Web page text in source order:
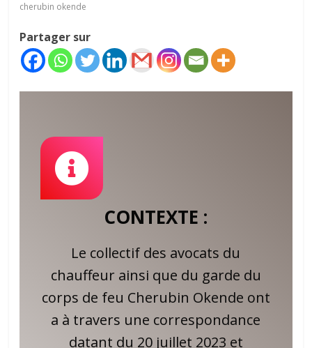
cherubin okende
Partager sur
CONTEXTE :
Le collectif des avocats du
chauffeur ainsi que du garde du
corps de feu Cherubin Okende ont
a à travers une correspondance
datant du 20 juillet 2023 et